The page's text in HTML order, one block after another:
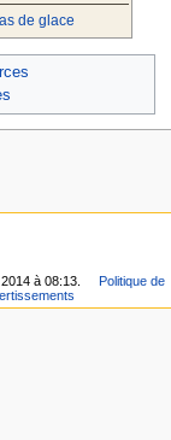
de glace
à 08:13.
Politique de